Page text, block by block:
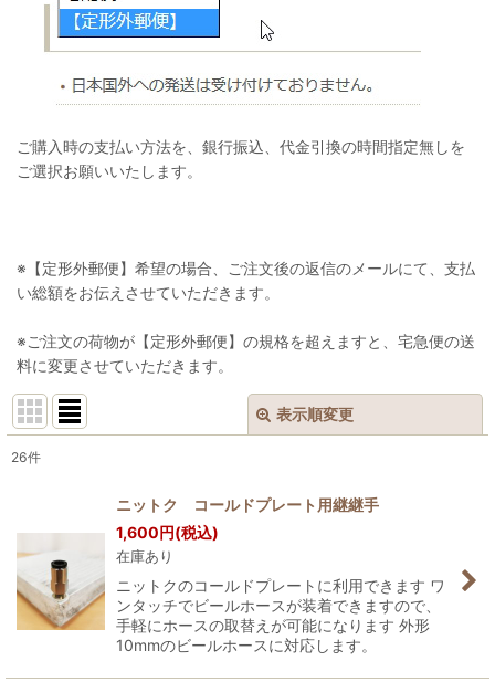
ご購入時の支払い方法を、銀行振込、代金引換の時間指定無しを
ご選択お願いいたします。
※【定形外郵便】希望の場合、ご注文後の返信のメールにて、支払
い総額をお伝えさせていただきます。
※ご注文の荷物が【定形外郵便】の規格を超えますと、宅急便の送
料に変更させていただきます。
表示順変更
並び順:
絞り込む
26件
ニットク コールドプレート用継継手
1,600円(税込)
在庫あり
ニットクのコールドプレートに利用できます ワ
ンタッチでビールホースが装着できますので、
手軽にホースの取替えが可能になります 外形
10mmのビールホースに対応します。